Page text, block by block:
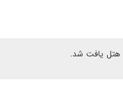
هتل یافت شد.